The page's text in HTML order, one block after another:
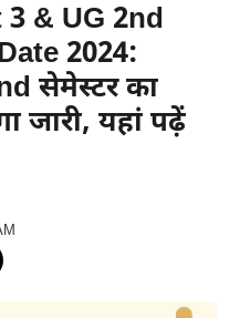
& UG 2nd
2024:
सेमेस्टर का
जारी, यहां पढ़ें